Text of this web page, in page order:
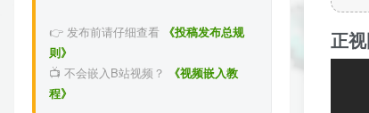
👉 发布前请仔细查看 《投稿发布总规
则》
📺 不会嵌入B站视频？
《视频嵌入教
程》
正